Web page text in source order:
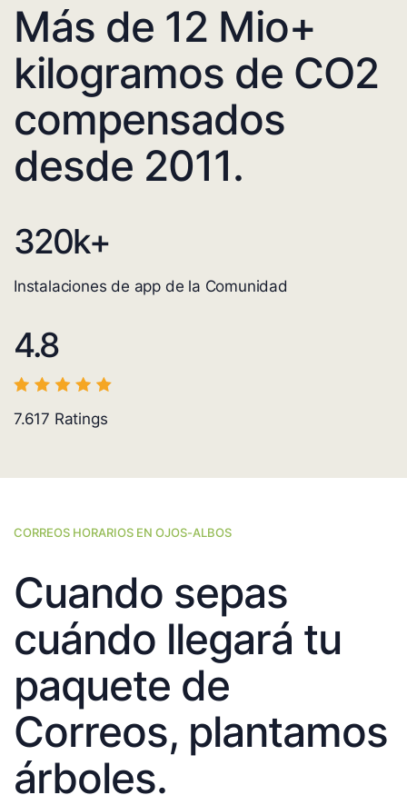
Más de 12 Mio+
kilogramos de CO2
compensados
desde 2011.
320k+
Instalaciones de app de la Comunidad
4.8
7.617 Ratings
CORREOS HORARIOS EN OJOS-ALBOS
Cuando sepas
cuándo llegará tu
paquete de
Correos, plantamos
árboles.